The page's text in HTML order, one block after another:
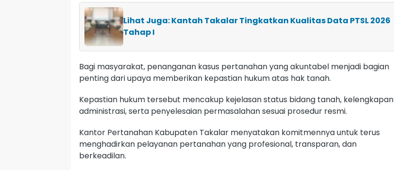
Lihat Juga: Kantah Takalar Tingkatkan Kualitas Data PTSL 2026
Tahap I
Bagi masyarakat, penanganan kasus pertanahan yang akuntabel menjadi bagian
penting dari upaya memberikan kepastian hukum atas hak tanah.
Kepastian hukum tersebut mencakup kejelasan status bidang tanah, kelengkapan
administrasi, serta penyelesaian permasalahan sesuai prosedur resmi.
Kantor Pertanahan Kabupaten Takalar menyatakan komitmennya untuk terus
menghadirkan pelayanan pertanahan yang profesional, transparan, dan
berkeadilan.